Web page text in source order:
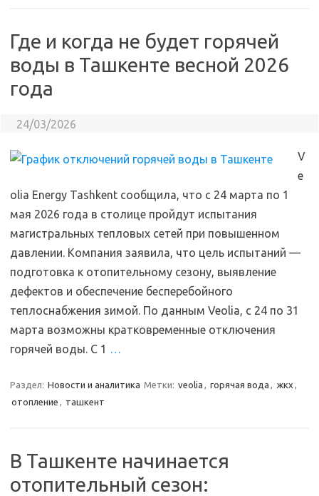
Где и когда не будет горячей
воды в Ташкенте весной 2026
года
24/03/2026
V
e
olia Energy Tashkent сообщила, что с 24 марта по 1
мая 2026 года в столице пройдут испытания
магистральных тепловых сетей при повышенном
давлении. Компания заявила, что цель испытаний —
подготовка к отопительному сезону, выявление
дефектов и обеспечение бесперебойного
теплоснабжения зимой. По данным Veolia, с 24 по 31
марта возможны кратковременные отключения
горячей воды. С 1 …
Раздел: Новости и аналитика Метки: veolia , горячая вода , жкх ,
отопление , ташкент
В Ташкенте начинается
отопительный сезон: